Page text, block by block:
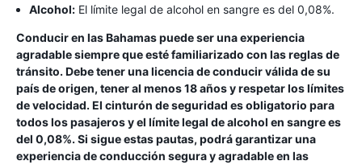
Alcohol: El límite legal de alcohol en sangre es del 0,08%.
Conducir en las Bahamas puede ser una experiencia
agradable siempre que esté familiarizado con las reglas de
tránsito. Debe tener una licencia de conducir válida de su
país de origen, tener al menos 18 años y respetar los límites
de velocidad. El cinturón de seguridad es obligatorio para
todos los pasajeros y el límite legal de alcohol en sangre es
del 0,08%. Si sigue estas pautas, podrá garantizar una
experiencia de conducción segura y agradable en las